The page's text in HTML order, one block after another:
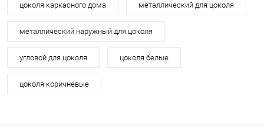
цоколя каркасного дома металлический для цоколя
металлический наружный для цоколя
угловой для цоколя цоколя белые
цоколя коричневые